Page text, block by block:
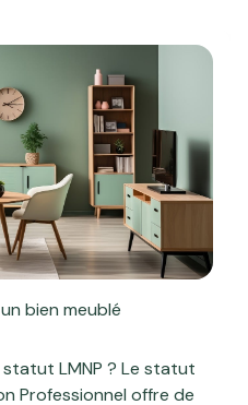
bien meublé
LMNP ? Le statut
Professionnel offre de